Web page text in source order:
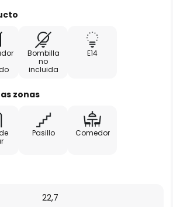
Bombilla
no
incluida
E14
zonas
Pasillo Comedor
22,7